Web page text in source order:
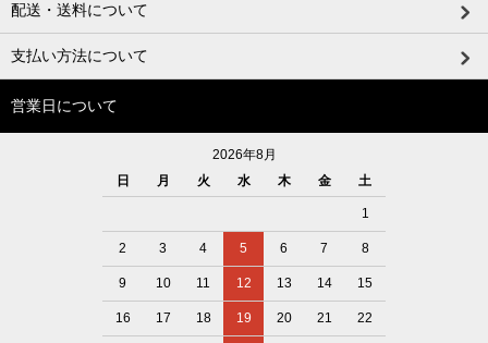
配送・送料について
支払い方法について
営業日について
2026年8月
日
月 火 水 木 金 土
1
2 3 4 5 6 7 8
9 10 11 12 13 14 15
16 17 18 19 20 21 22